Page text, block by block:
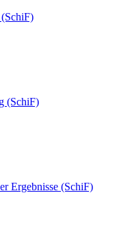
(SchiF)
Ergebnisse (SchiF)